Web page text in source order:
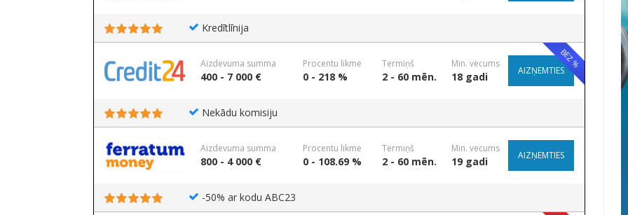
Kredītlīnija
BEZ %
Aizdevuma summa
400 - 7 000 €
Procentu likme
0 - 218 %
Termiņš
2 - 60 mēn.
Min. vecums
18 gadi AIZŅEMTIES
Nekādu komisiju
Aizdevuma summa
800 - 4 000 €
Procentu likme
0 - 108.69 %
Termiņš
2 - 60 mēn.
Min. vecums
19 gadi AIZŅEMTIES
-50% ar kodu ABC23